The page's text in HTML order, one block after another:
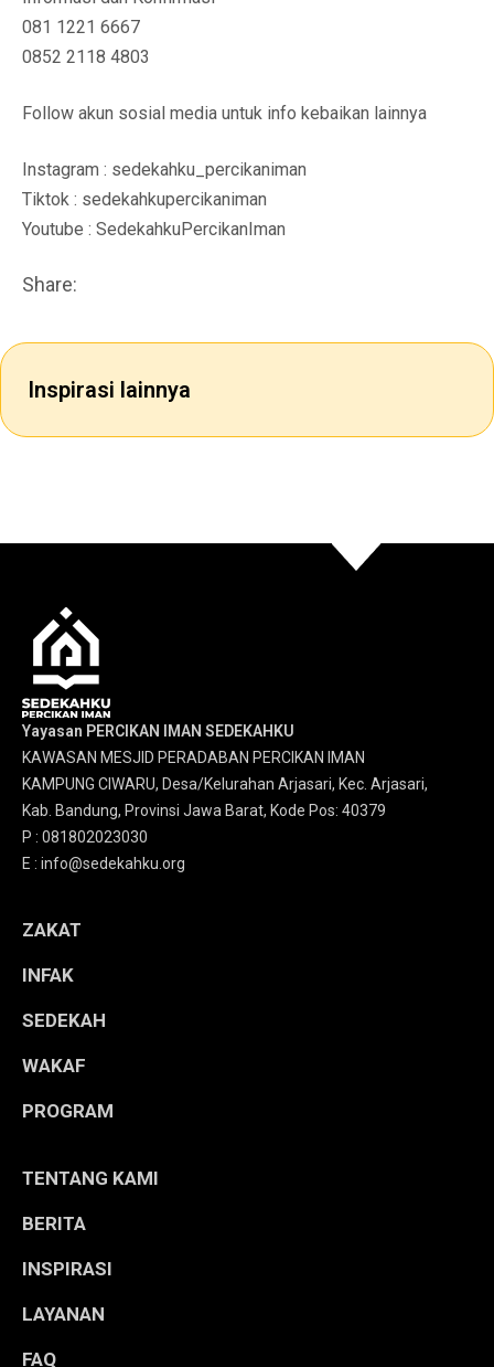
081 1221 6667
0852 2118 4803
Follow akun sosial media untuk info kebaikan lainnya
Instagram : sedekahku_percikaniman
Tiktok : sedekahkupercikaniman
Youtube : SedekahkuPercikanIman
Share:
Inspirasi lainnya
Yayasan PERCIKAN IMAN SEDEKAHKU
KAWASAN MESJID PERADABAN PERCIKAN IMAN
KAMPUNG CIWARU, Desa/Kelurahan Arjasari, Kec. Arjasari,
Kab. Bandung, Provinsi Jawa Barat, Kode Pos: 40379
P : 081802023030
E : info@sedekahku.org
ZAKAT
INFAK
SEDEKAH
WAKAF
PROGRAM
TENTANG KAMI
BERITA
INSPIRASI
LAYANAN
FAQ